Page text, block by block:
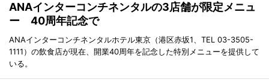
ANAインターコンチネンタルの3店舗が限定メニュ
ー 40周年記念で
ANAインターコンチネンタルホテル東京（港区赤坂1、TEL 03-3505-
1111）の飲食店が現在、開業40周年を記念した特別メニューを提供して
いる。